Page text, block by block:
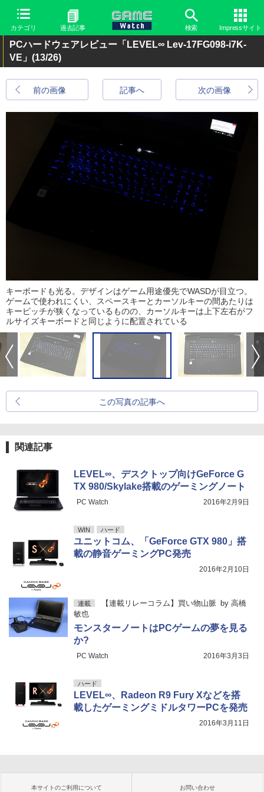
カテゴリ 過去記事 検索 Impressサイト
PCハードウェアレビュー「LEVEL∞ Lev-17FG098-i7K-
VE」 (13/26)
前の画像 次の画像
記事へ
キーボードも光る。デザインはゲーム用途優先でWASDが目立つ。
ゲームで使われにくい、スペースキーとカーソルキーの間あたりは
キーピッチが狭くなっているものの、カーソルキーは上下左右がフ
ルサイズキーボードと同じように配置されている
この写真の記事へ
関連記事
LEVEL∞、デスクトップ向けGeForce G
TX 980/Skylake搭載のゲーミングノート
PC Watch 2016年2月9日
WIN ハード
ユニットコム、「GeForce GTX 980」搭
載の静音ゲーミングPC発売
2016年2月10日
連載 【連載リレーコラム】買い物山脈 by 高橋
敏也
モンスターノートはPCゲームの夢を見る
か?
PC Watch 2016年3月3日
ハード
LEVEL∞、Radeon R9 Fury Xなどを搭
載したゲーミングミドルタワーPCを発売
2016年3月11日
本サイトのご利用について お問い合わせ